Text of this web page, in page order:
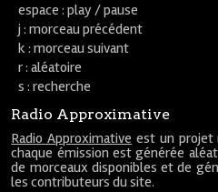
espace : play / pause
j : morceau précédent
k : morceau suivant
r : aléatoire
s : recherche
Radio Approximative
Radio Approximative est un projet
chaque émission est générée
de morceaux disponibles et de
les contributeurs du site.